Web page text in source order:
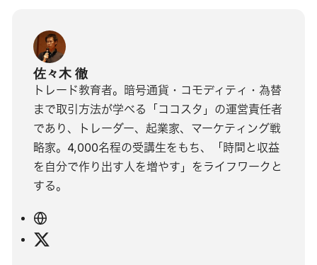
佐々木 徹
トレード教育者。暗号通貨・コモディティ・為替
まで取引方法が学べる「ココスタ」の運営責任者
であり、トレーダー、起業家、マーケティング戦
略家。4,000名程の受講生をもち、「時間と収益
を自分で作り出す人を増やす」をライフワークと
する。
ウ
ェ